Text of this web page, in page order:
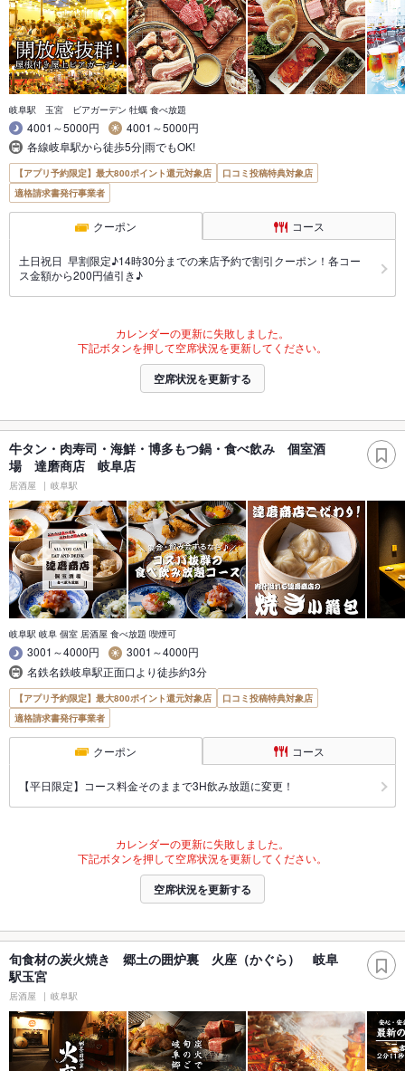
岐阜駅 玉宮 ビアガーデン 牡蠣 食べ放題
4001～5000円
4001～5000円
各線岐阜駅から徒歩5分|雨でもOK!
【アプリ予約限定】最大800ポイント還元対象店
口コミ投稿特典対象店
適格請求書発行事業者
クーポン コース
土日祝日 早割限定♪14時30分までの来店予約で割引クーポン！各コー
ス金額から200円値引き♪
カレンダーの更新に失敗しました。
下記ボタンを押して空席状況を更新してください。
空席状況を更新する
牛タン・肉寿司・海鮮・博多もつ鍋・食べ飲み 個室酒
場 達磨商店 岐阜店
居酒屋 岐阜駅
岐阜駅 岐阜 個室 居酒屋 食べ放題 喫煙可
3001～4000円
3001～4000円
名鉄名鉄岐阜駅正面口より徒歩約3分
【アプリ予約限定】最大800ポイント還元対象店
口コミ投稿特典対象店
適格請求書発行事業者
クーポン コース
【平日限定】コース料金そのままで3H飲み放題に変更！
カレンダーの更新に失敗しました。
下記ボタンを押して空席状況を更新してください。
空席状況を更新する
旬食材の炭火焼き 郷土の囲炉裏 火座（かぐら） 岐阜
駅玉宮
居酒屋 岐阜駅